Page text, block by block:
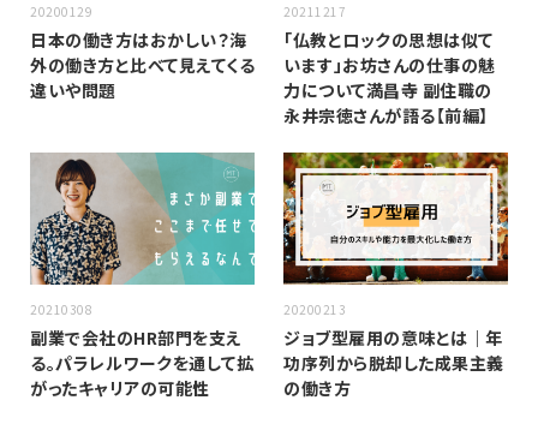
20200129
日本の働き方はおかしい？海
外の働き方と比べて見えてくる
違いや問題
20211217
「仏教とロックの思想は似て
います」お坊さんの仕事の魅
力について満昌寺 副住職の
永井宗徳さんが語る【前編】
20210308
副業で会社のHR部門を支え
る。パラレルワークを通して拡
がったキャリアの可能性
20200213
ジョブ型雇用の意味とは｜年
功序列から脱却した成果主義
の働き方